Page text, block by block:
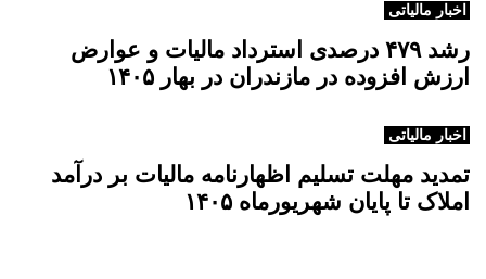
اخبار مالیاتی
رشد ۴۷۹ درصدی استرداد مالیات و عوارض
ارزش افزوده در مازندران در بهار ۱۴۰۵
اخبار مالیاتی
تمدید مهلت تسلیم اظهارنامه مالیات بر درآمد
املاک تا پایان شهریورماه ۱۴۰۵